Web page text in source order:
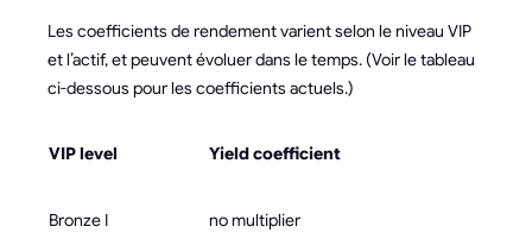
Les coefficients de rendement varient selon le niveau VIP
et l’actif, et peuvent évoluer dans le temps. (Voir le tableau
ci-dessous pour les coefficients actuels.)
VIP level Yield coefficient
Bronze I no multiplier